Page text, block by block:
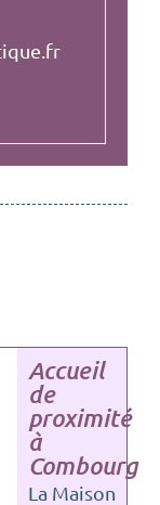
Accueil
de
proximité
à
Combourg
La Maison